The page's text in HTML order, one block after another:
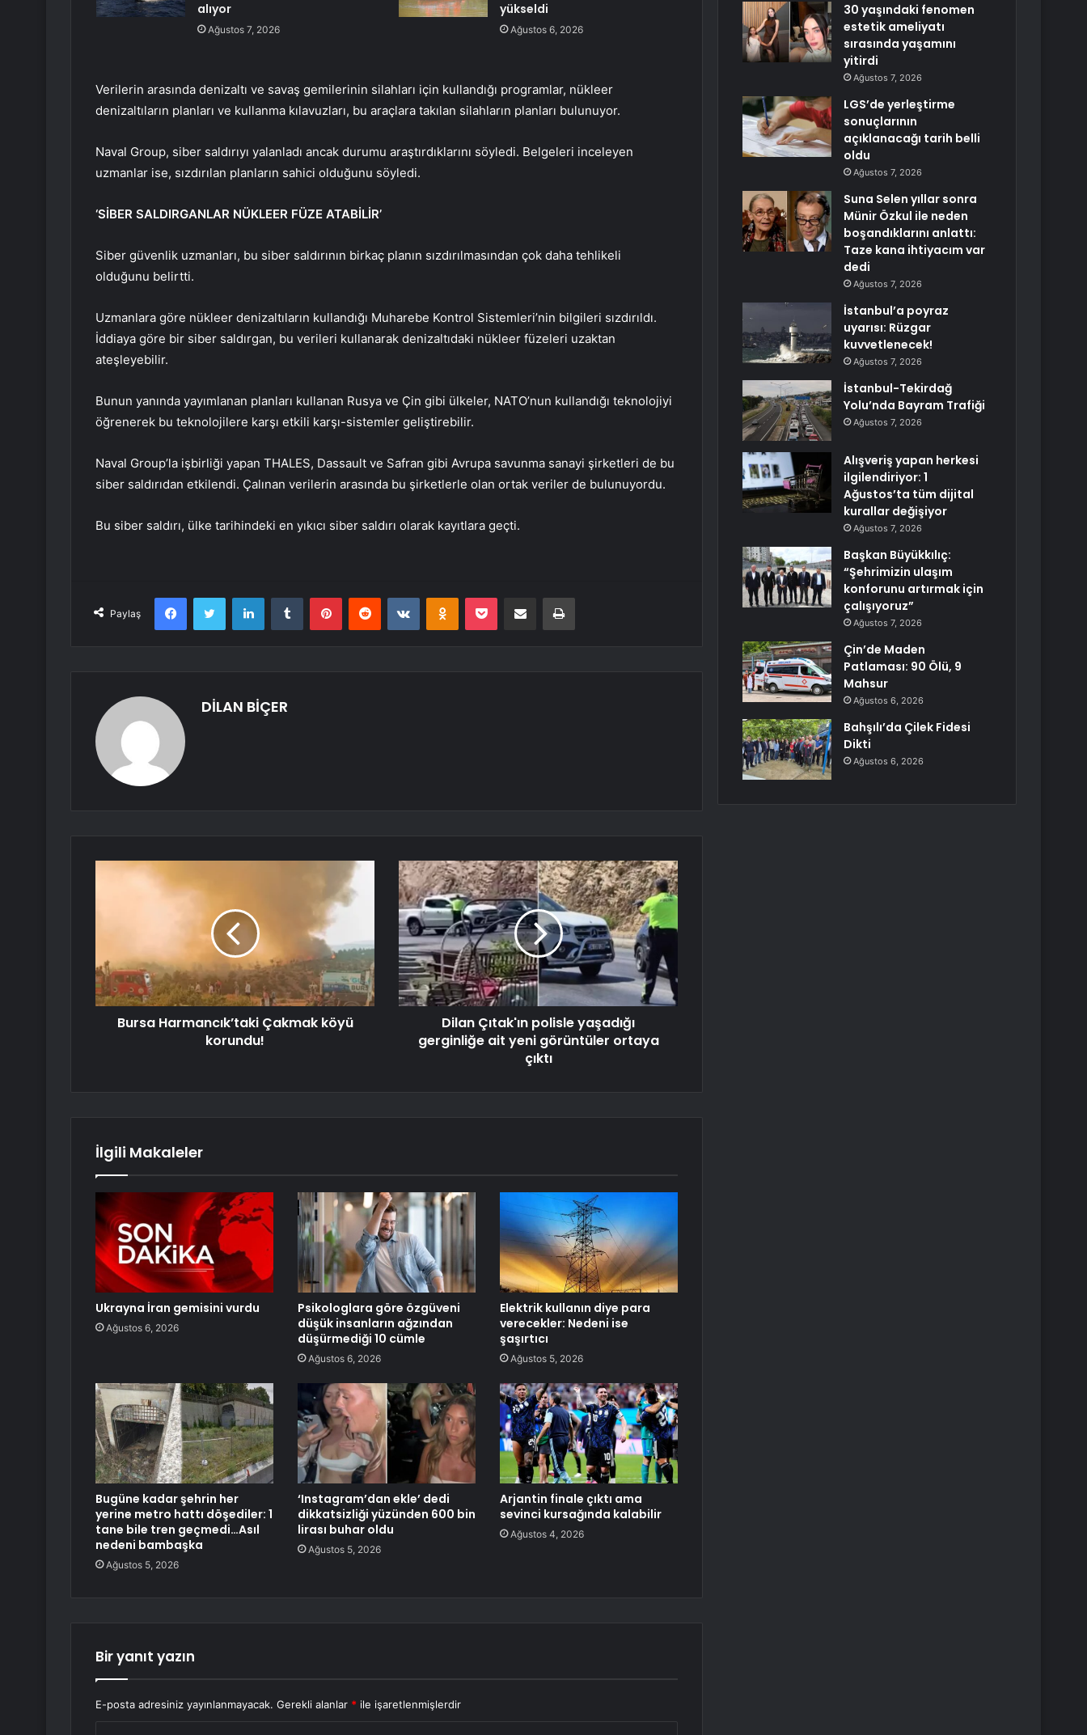
alıyor
Ağustos 7, 2026
yükseldi
Ağustos 6, 2026
Verilerin arasında denizaltı ve savaş gemilerinin silahları için kullandığı programlar, nükleer
denizaltıların planları ve kullanma kılavuzları, bu araçlara takılan silahların planları bulunuyor.
Naval Group, siber saldırıyı yalanladı ancak durumu araştırdıklarını söyledi. Belgeleri inceleyen
uzmanlar ise, sızdırılan planların sahici olduğunu söyledi.
‘SİBER SALDIRGANLAR NÜKLEER FÜZE ATABİLİR’
Siber güvenlik uzmanları, bu siber saldırının birkaç planın sızdırılmasından çok daha tehlikeli
olduğunu belirtti.
Uzmanlara göre nükleer denizaltıların kullandığı Muharebe Kontrol Sistemleri’nin bilgileri sızdırıldı.
İddiaya göre bir siber saldırgan, bu verileri kullanarak denizaltıdaki nükleer füzeleri uzaktan
ateşleyebilir.
Bunun yanında yayımlanan planları kullanan Rusya ve Çin gibi ülkeler, NATO’nun kullandığı teknolojiyi
öğrenerek bu teknolojilere karşı etkili karşı-sistemler geliştirebilir.
Naval Group’la işbirliği yapan THALES, Dassault ve Safran gibi Avrupa savunma sanayi şirketleri de bu
siber saldırıdan etkilendi. Çalınan verilerin arasında bu şirketlerle olan ortak veriler de bulunuyordu.
Bu siber saldırı, ülke tarihindeki en yıkıcı siber saldırı olarak kayıtlara geçti.
Paylaş
FacebookTwitter LinkedInTumblr PinterestReddit VKontakteOdnoklassniki
Pocket E-Posta ile paylaş Yazdır
DİLAN BİÇER
Bursa Harmancık’taki Çakmak köyü
korundu!
Dilan Çıtak'ın polisle yaşadığı
gerginliğe ait yeni görüntüler ortaya
çıktı
İlgili Makaleler
Ukrayna İran gemisini vurdu
Ağustos 6, 2026
Psikologlara göre özgüveni
düşük insanların ağzından
düşürmediği 10 cümle
Ağustos 6, 2026
Elektrik kullanın diye para
verecekler: Nedeni ise
şaşırtıcı
Ağustos 5, 2026
Bugüne kadar şehrin her
yerine metro hattı döşediler: 1
tane bile tren geçmedi…Asıl
nedeni bambaşka
Ağustos 5, 2026
‘Instagram’dan ekle’ dedi
dikkatsizliği yüzünden 600 bin
lirası buhar oldu
Ağustos 5, 2026
Arjantin finale çıktı ama
sevinci kursağında kalabilir
Ağustos 4, 2026
Bir yanıt yazın
E-posta adresiniz yayınlanmayacak. Gerekli alanlar * ile işaretlenmişlerdir
30 yaşındaki fenomen
estetik ameliyatı
sırasında yaşamını
yitirdi
Ağustos 7, 2026
LGS’de yerleştirme
sonuçlarının
açıklanacağı tarih belli
oldu
Ağustos 7, 2026
Suna Selen yıllar sonra
Münir Özkul ile neden
boşandıklarını anlattı:
Taze kana ihtiyacım var
dedi
Ağustos 7, 2026
İstanbul’a poyraz
uyarısı: Rüzgar
kuvvetlenecek!
Ağustos 7, 2026
İstanbul-Tekirdağ
Yolu’nda Bayram Trafiği
Ağustos 7, 2026
Alışveriş yapan herkesi
ilgilendiriyor: 1
Ağustos’ta tüm dijital
kurallar değişiyor
Ağustos 7, 2026
Başkan Büyükkılıç:
“Şehrimizin ulaşım
konforunu artırmak için
çalışıyoruz”
Ağustos 7, 2026
Çin’de Maden
Patlaması: 90 Ölü, 9
Mahsur
Ağustos 6, 2026
Bahşılı’da Çilek Fidesi
Dikti
Ağustos 6, 2026